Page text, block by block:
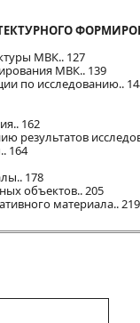
МВК.. 127
МВК.. 139
по исследованию..
162
результатов
164
178
объектов.. 205
материала.. 219